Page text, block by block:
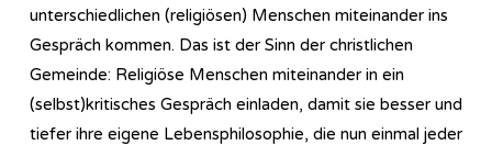
unterschiedlichen (religiösen) Menschen miteinander ins
Gespräch kommen. Das ist der Sinn der christlichen
Gemeinde: Religiöse Menschen miteinander in ein
(selbst)kritisches Gespräch einladen, damit sie besser und
tiefer ihre eigene Lebensphilosophie, die nun einmal jeder